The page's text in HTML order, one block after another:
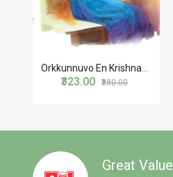
Orkkunnuvo En Krishnaye-Part 1
₹323.00 ₹380.00
Great Value